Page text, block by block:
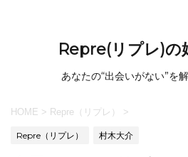
Repre(リプレ)の
あなたの“出会いがない”を
HOME > Repre（リプレ） >
Repre（リプレ） 村木大介